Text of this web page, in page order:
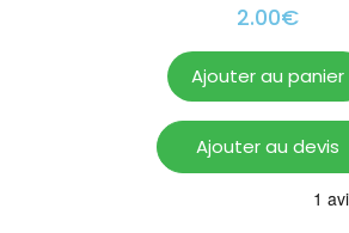
2.00€
Ajouter au panier
Ajouter au devis